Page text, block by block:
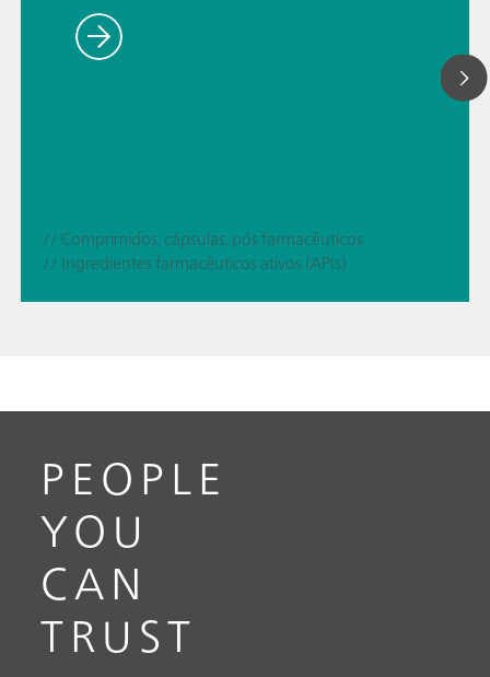
// Comprimidos, cápsulas, pós farmacêuticos
// Ingredientes farmacêuticos ativos (APIs)
PEOPLE
YOU
CAN
TRUST